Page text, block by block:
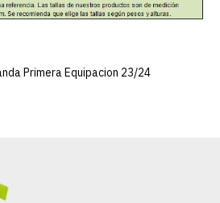
Primera Equipacion 23/24